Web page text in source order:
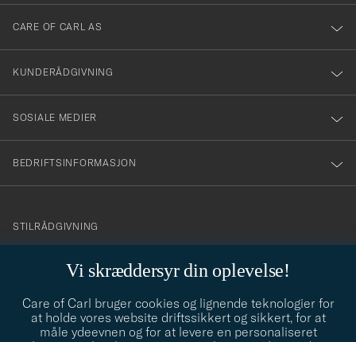
Vi skræddersyr din oplevelse!
Care of Carl bruger cookies og lignende teknologier for
at holde vores website driftssikkert og sikkert, for at
måle ydeevnen og for at levere en personaliseret
dig
till
vårt
nyhetsbrev!
CARE OF CARL AS
KUNDERÅDGIVNING
SOSIALE MEDIER
BEDRIFTSINFORMASJON
info@careofcarl.no
STILRÅDGIVNING
STILRÅDGIVNING